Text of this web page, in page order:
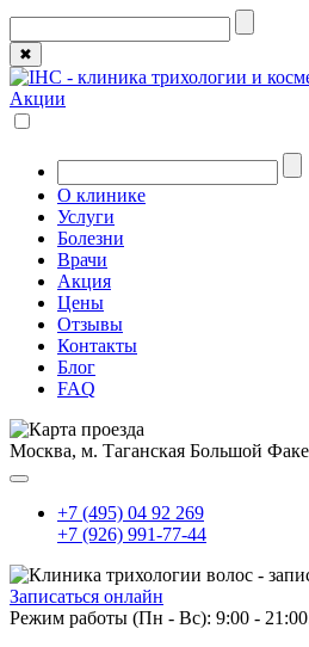
✖
Акции
О клинике
Услуги
Болезни
Врачи
Акция
Цены
Отзывы
Контакты
Блог
FAQ
Москва, м. Таганская Большой
+7 (495) 04 92 269
+7 (926) 991-77-44
Записаться онлайн
Режим работы (Пн - Вс): 9:00 -